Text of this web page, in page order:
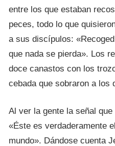
entre los que estaban
peces, todo lo que
a sus discípulos:
que nada se pierda». Los
doce canastos con los
cebada que sobraron a los
Al ver la gente la señal
«Éste es verdaderamente
mundo». Dándose cuenta